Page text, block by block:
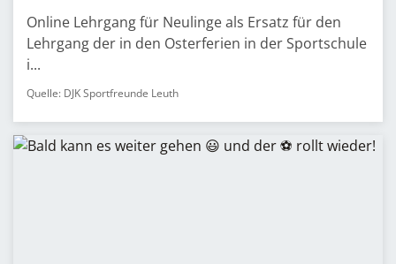
Online Lehrgang für Neulinge als Ersatz für den
Lehrgang der in den Osterferien in der Sportschule
i...
Quelle: DJK Sportfreunde Leuth